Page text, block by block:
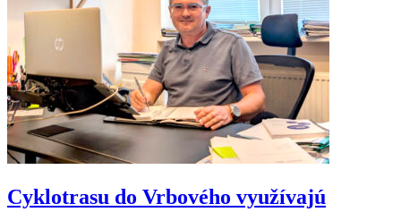
Cyklotrasu do Vrbového využívajú